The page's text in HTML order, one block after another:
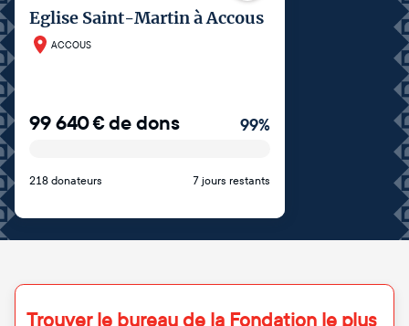
Eglise Saint-Martin à Accous
ACCOUS
99 640€de dons 99%
218 donateurs 7 jours restants
Trouver le bureau de la Fondation le plus